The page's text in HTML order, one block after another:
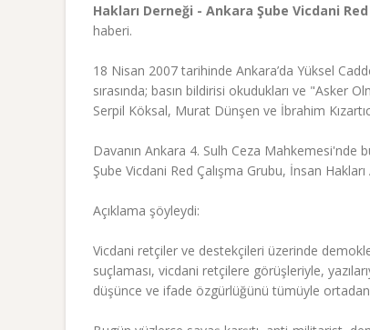
Hakları Derneği - Ankara Şube Vicdani Red
haberi.
18 Nisan 2007 tarihinde Ankara’da Yüksel
sırasında; basın bildirisi okudukları ve "Asker
Serpil Köksal, Murat Dünşen ve İbrahim
Davanın Ankara 4. Sulh Ceza Mahkemesi'nde
Şube Vicdani Red Çalışma Grubu, İnsan Hakları
Açıklama şöyleydi:
Vicdani retçiler ve destekçileri üzerinde
suçlaması, vicdani retçilere görüşleriyle,
düşünce ve ifade özgürlüğünü tümüyle ortadan